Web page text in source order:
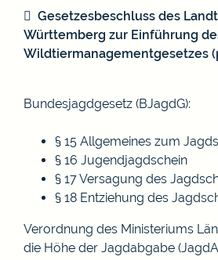
Gesetzesbeschluss des
Württemberg zur Einführung
Wildtiermanagementgesetzes
Bundesjagdgesetz (BJagdG):
§ 15 Allgemeines zum
§ 16 Jugendjagdschein
§ 17 Versagung des
§ 18 Entziehung des
Verordnung des Ministeriums
die Höhe der Jagdabgabe